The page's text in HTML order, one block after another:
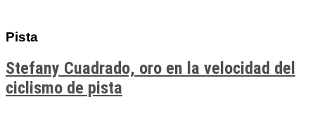
Pista
Stefany Cuadrado, oro en la velocidad del
ciclismo de pista